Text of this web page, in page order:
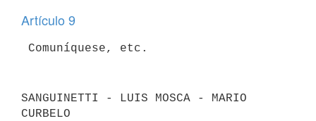
Artículo 9
SANGUINETTI - LUIS MOSCA - MARIO